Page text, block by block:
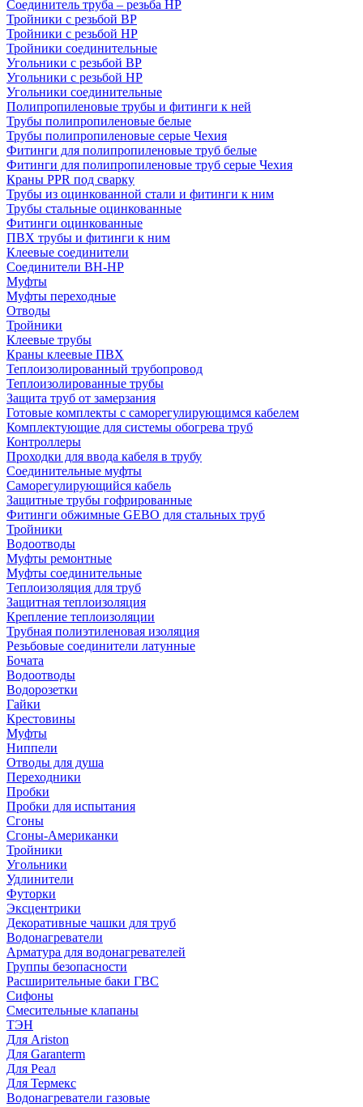
Соединитель труба – резьба НР
Тройники с резьбой ВР
Тройники с резьбой НР
Тройники соединительные
Угольники с резьбой ВР
Угольники с резьбой НР
Угольники соединительные
Полипропиленовые трубы и фитинги к ней
Трубы полипропиленовые белые
Трубы полипропиленовые серые Чехия
Фитинги для полипропиленовые труб белые
Фитинги для полипропиленовые труб серые Чехия
Краны PPR под сварку
Трубы из оцинкованной стали и фитинги к ним
Трубы стальные оцинкованные
Фитинги оцинкованные
ПВХ трубы и фитинги к ним
Клеевые соединители
Соединители ВН-НР
Муфты
Муфты переходные
Отводы
Тройники
Клеевые трубы
Краны клеевые ПВХ
Теплоизолированный трубопровод
Теплоизолированные трубы
Защита труб от замерзания
Готовые комплекты с саморегулирующимся кабелем
Комплектующие для системы обогрева труб
Контроллеры
Проходки для ввода кабеля в трубу
Соединительные муфты
Саморегулирующийся кабель
Защитные трубы гофрированные
Фитинги обжимные GEBO для стальных труб
Тройники
Водоотводы
Муфты ремонтные
Муфты соединительные
Теплоизоляция для труб
Защитная теплоизоляция
Крепление теплоизоляции
Трубная полиэтиленовая изоляция
Резьбовые соединители латунные
Бочата
Водоотводы
Водорозетки
Гайки
Крестовины
Муфты
Ниппели
Отводы для душа
Переходники
Пробки
Пробки для испытания
Сгоны
Сгоны-Американки
Тройники
Угольники
Удлинители
Футорки
Эксцентрики
Декоративные чашки для труб
Водонагреватели
Арматура для водонагревателей
Группы безопасности
Расширительные баки ГВС
Сифоны
Смесительные клапаны
ТЭН
Для Ariston
Для Garanterm
Для Реал
Для Термекс
Водонагреватели газовые